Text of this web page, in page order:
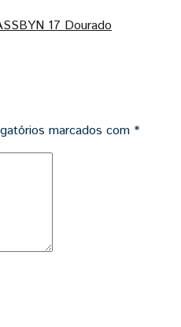
17 Dourado
marcados com *